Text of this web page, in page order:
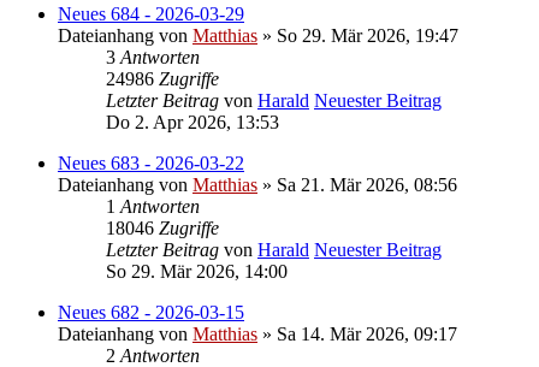
Neues 684 - 2026-03-29
Dateianhang von Matthias » So 29. Mär 2026, 19:47
3 Antworten
24986 Zugriffe
Letzter Beitrag von Harald Neuester Beitrag
Do 2. Apr 2026, 13:53
Neues 683 - 2026-03-22
Dateianhang von Matthias » Sa 21. Mär 2026, 08:56
1 Antworten
18046 Zugriffe
Letzter Beitrag von Harald Neuester Beitrag
So 29. Mär 2026, 14:00
Neues 682 - 2026-03-15
Dateianhang von Matthias » Sa 14. Mär 2026, 09:17
2 Antworten